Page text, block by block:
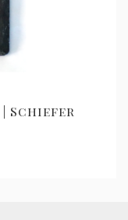
Schiefer